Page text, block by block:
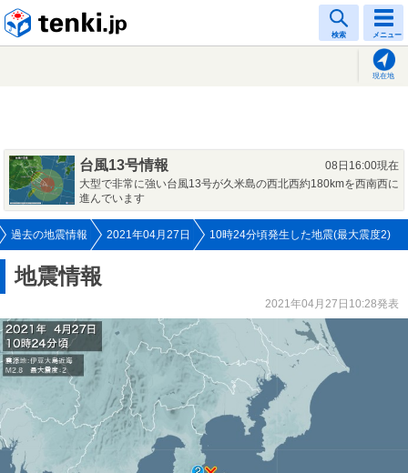
検索 メニュー
現在地
台風13号情報
08日16:00現在
大型で非常に強い台風13号が久米島の西北西約180kmを西南西に
進んでいます
過去の地震情報 2021年04月27日 10時24分頃発生した地震(最大震度2)
地震情報
2021年04月27日10:28発表